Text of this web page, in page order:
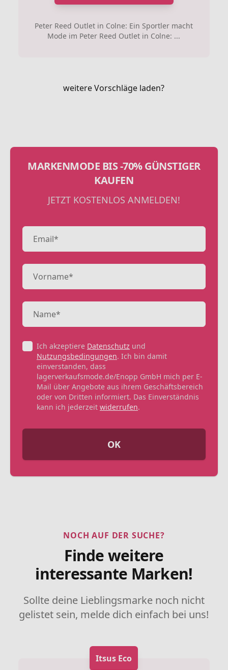
Peter Reed Outlet in Colne: Ein Sportler macht
Mode im Peter Reed Outlet in Colne: ...
weitere Vorschläge laden?
MARKENMODE BIS -70% GÜNSTIGER
KAUFEN
JETZT KOSTENLOS ANMELDEN!
Ich akzeptiere Datenschutz und
Nutzungsbedingungen. Ich bin damit
einverstanden, dass
lagerverkaufsmode.de/Enopp GmbH mich per E-
Mail über Angebote aus ihrem Geschäftsbereich
oder von Dritten informiert. Das Einverständnis
kann ich jederzeit widerrufen.
OK
NOCH AUF DER SUCHE?
Finde weitere
interessante Marken!
Sollte deine Lieblingsmarke noch nicht
gelistet sein, melde dich einfach bei uns!
Itsus Eco